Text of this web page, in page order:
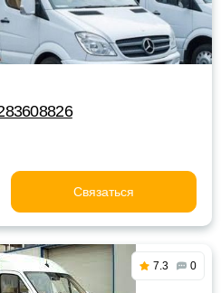
Связаться
7.3 0